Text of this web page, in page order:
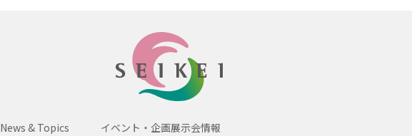
News & Topics イベント・企画展示会情報